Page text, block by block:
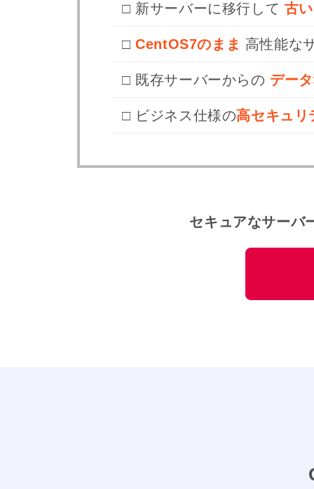
□ 新サーバーに移行して 古
□CentOS7のまま 高性能な
□ 既存サーバーからの デー
□ ビジネス仕様の高セキュリ
セキュアなサーバ